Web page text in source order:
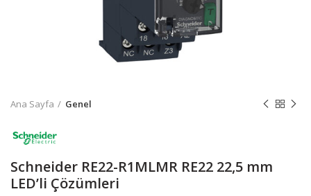
Ana Sayfa Genel
Schneider RE22-R1MLMR RE22 22,5 mm
LED’li Çözümleri